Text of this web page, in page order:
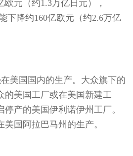
欧元（约1.3万亿日元），
下降约160亿欧元（约2.6万亿
美国国内的生产。大众旗下的
的美国工厂或在美国新建工
产的美国伊利诺伊州工厂。
国阿拉巴马州的生产。